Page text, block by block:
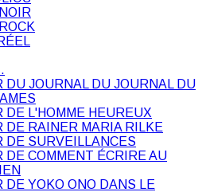
DU JOURNAL DU JOURNAL DU
DE L'HOMME HEUREUX
DE RAINER MARIA RILKE
DE SURVEILLANCES
DE COMMENT ÉCRIRE AU
DE YOKO ONO DANS LE